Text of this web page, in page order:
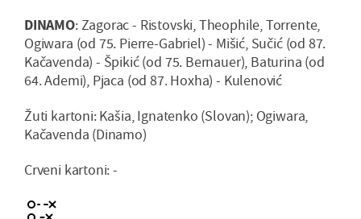
DINAMO: Zagorac - Ristovski, Theophile, Torrente,
Ogiwara (od 75. Pierre-Gabriel) - Mišić, Sučić (od 87.
Kačavenda) - Špikić (od 75. Bernauer), Baturina (od
64. Ademi), Pjaca (od 87. Hoxha) - Kulenović
Žuti kartoni: Kašia, Ignatenko (Slovan); Ogiwara,
Kačavenda (Dinamo)
Crveni kartoni: -